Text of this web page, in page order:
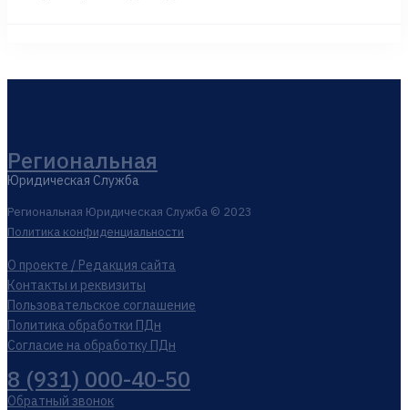
Региональная
Юридическая Служба
Региональная Юридическая Служба © 2023
Политика конфиденциальности
О проекте / Редакция сайта
Контакты и реквизиты
Пользовательское соглашение
Политика обработки ПДн
Согласие на обработку ПДн
8 (931) 000-40-50
Обратный звонок